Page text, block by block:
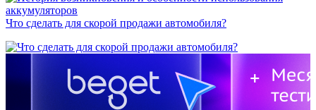
Что сделать для скорой продажи автомобиля?